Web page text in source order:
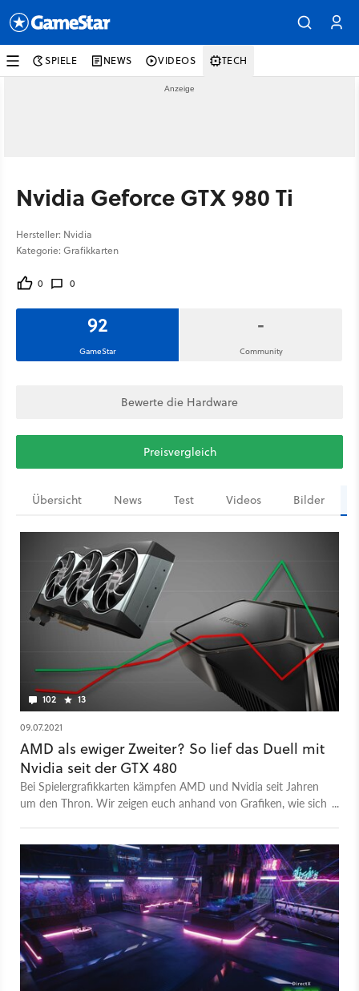
SPIELE NEWS VIDEOS TECH
Nvidia Geforce GTX 980 Ti
Hersteller: Nvidia
Kategorie: Grafikkarten
0 0
92
GameStar
-
Community
Bewerte die Hardware
Preisvergleich
Übersicht News Test Videos Bilder
102 13
09.07.2021
AMD als ewiger Zweiter? So lief das Duell mit
Nvidia seit der GTX 480
Bei Spielergrafikkarten kämpfen AMD und Nvidia seit Jahren
um den Thron. Wir zeigen euch anhand von Grafiken, wie sich